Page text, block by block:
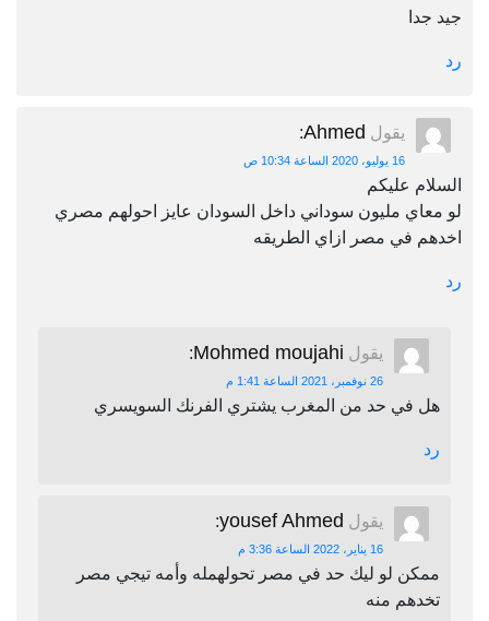
جيد جدا
رد
يقول Ahmed
:
16 يوليو، 2020 الساعة 10:34 ص
السلام عليكم
لو معاي مليون سوداني داخل السودان عايز احولهم مصري
اخدهم في مصر ازاي الطريقه
رد
يقول Mohmed moujahi
:
26 نوفمبر، 2021 الساعة 1:41 م
هل في حد من المغرب يشتري الفرنك السويسري
رد
يقول yousef Ahmed
:
16 يناير، 2022 الساعة 3:36 م
ممكن لو ليك حد في مصر تحولهمله وأمه تيجي مصر
تخدهم منه